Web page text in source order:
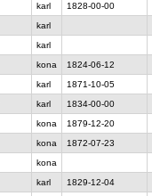
karl
1828-00-00
karl
karl
kona
1824-06-12
karl
1871-10-05
karl
1834-00-00
kona
1879-12-20
kona
1872-07-23
kona
karl
1829-12-04